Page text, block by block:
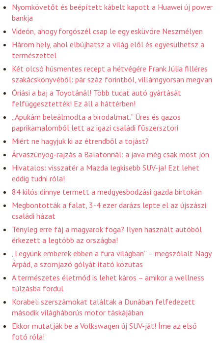
Nyomkövetőt és beépített kábelt kapott a Huawei új power
bankja
Videón, ahogy forgószél csap le egy esküvőre Neszmélyen
Három hely, ahol elbújhatsz a világ elől és egyesülhetsz a
természettel
Két olcsó húsmentes recept a hétvégére Frank Júlia filléres
szakácskönyvéből: pár száz forintból, villámgyorsan megvan
Óriási a baj a Toyotánál! Több tucat autó gyártását
felfüggesztették! Ez áll a háttérben!
„Apukám beleálmodta a birodalmat.” Üres és gazos
paprikamalomból lett az igazi családi fűszersztori
Miért ne hagyjuk ki az étrendből a tojást?
Árvaszúnyog-rajzás a Balatonnál: a java még csak most jön
Hivatalos: visszatér a Mazda legkisebb SUV-ja! Ezt lehet
eddig tudni róla!
84 kilós dinnye termett a medgyesbodzási gazda birtokán
Megbontották a falat, 3-4 ezer darázs lepte el az újszászi
családi házat
Tényleg erre fáj a magyarok foga? Ilyen használt autóból
érkezett a legtöbb az országba!
„Legyünk emberek ebben a fura világban” – megszólalt Nagy
Árpád, a szomjazó gólyát itató közutas
A természetes életmód is lehet káros – amikor a wellness
túlzásba fordul
Korabeli szerszámokat találtak a Dunában felfedezett
második világháborús motor táskájában
Ekkor mutatják be a Volkswagen új SUV-ját! Íme az első
fotó róla!